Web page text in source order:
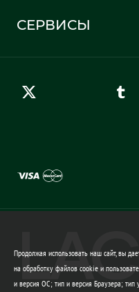
Правила возврата
Карта сайта
СЕРВИСЫ
Продолжая использовать наш сайт, вы
на обработку файлов cookie и
и версия ОС; тип и версия Браузера; тип